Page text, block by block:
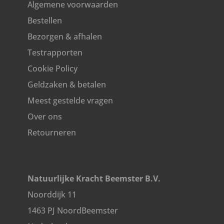
Algemene voorwaarden
Bestellen
Bezorgen & afhalen
Testrapporten
Cookie Policy
Geldzaken & betalen
Meest gestelde vragen
Over ons
Retourneren
Natuurlijke Kracht Beemster B.V.
Noorddijk 11
1463 PJ NoordBeemster